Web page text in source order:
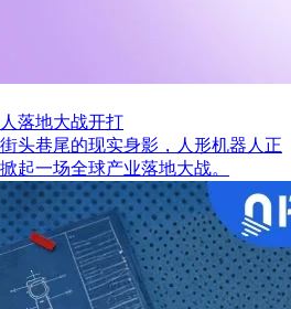
落地大战开打
头巷尾的现实身影，人形机器人正
起一场全球产业落地大战。